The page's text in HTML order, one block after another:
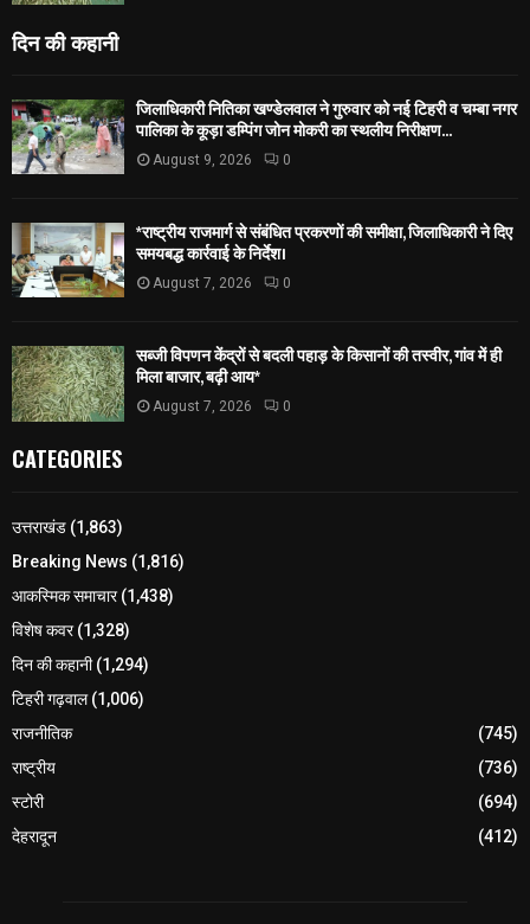
दिन की कहानी
जिलाधिकारी नितिका खण्डेलवाल ने गुरुवार को नई टिहरी व चम्बा नगर
पालिका के कूड़ा डम्पिंग जोन मोकरी का स्थलीय निरीक्षण...
August 9, 2026 0
*राष्ट्रीय राजमार्ग से संबंधित प्रकरणों की समीक्षा, जिलाधिकारी ने दिए
समयबद्ध कार्रवाई के निर्देश।
August 7, 2026 0
सब्जी विपणन केंद्रों से बदली पहाड़ के किसानों की तस्वीर, गांव में ही
मिला बाजार, बढ़ी आय*
August 7, 2026 0
CATEGORIES
उत्तराखंड (1,863)
Breaking News (1,816)
आकस्मिक समाचार(1,438)
विशेष कवर(1,328)
दिन की कहानी(1,294)
टिहरी गढ़वाल(1,006)
राजनीतिक
(745)
राष्ट्रीय
(736)
स्टोरी
(694)
देहरादून
(412)